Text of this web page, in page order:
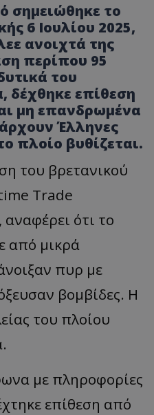
σημειώθηκε το
6 Ιουλίου 2025,
ανοιχτά της
περίπου 95
του
δέχθηκε επίθεση
μη επανδρωμένα
Έλληνες
πλοίο βυθίζεται.
του βρετανικού
Trade
ότι το
από μικρά
πυρ με
βομβίδες. Η
του πλοίου
με πληροφορίες
επίθεση από